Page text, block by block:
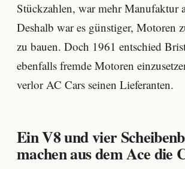
Stückzahlen, war mehr Manufaktur
Deshalb war es günstiger, Motoren
zu bauen. Doch 1961 entschied
ebenfalls fremde Motoren
verlor AC Cars seinen Lieferanten.
Ein V8 und vier
machen aus dem Ace die